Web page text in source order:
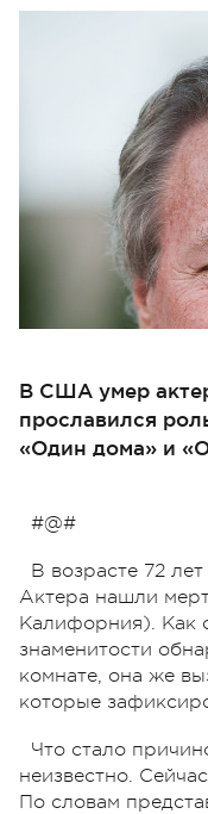
В США умер
прославился
«Один дома» и
#@#
В возрасте 72
Актера нашли
Калифорния). Как
знаменитости
комнате, она же
которые
Что стало
неизвестно.
По словам